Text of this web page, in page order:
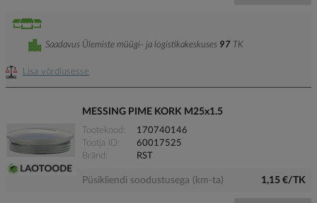
Lisa võrdlusesse
Saadavus Ülemiste müügi- ja logistikakeskuses 97 TK
MESSING PIME KORK M25x1.5
Tootekood
170740146
Tootja ID
60017525
Bränd
RST
Püsikliendi soodustusega (km-ta) 1,15 €/TK